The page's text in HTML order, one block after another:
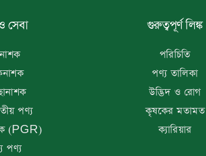
সেবা
পণ্য
(PGR)
পণ্য
গুরুত্বপূর্ণ লিঙ্ক
পরিচিতি
পণ্য তালিকা
উদ্ভিদ ও রোগ
কৃষকের মতামত
ক্যারিয়ার